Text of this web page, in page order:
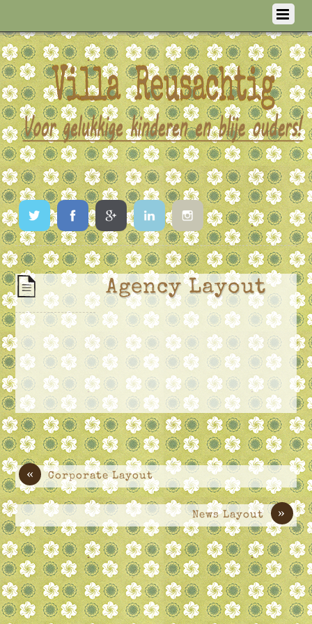
TwitterFacebookGoogleLinkedInInstagram
Agency Layout
« Corporate Layout
»
News Layout